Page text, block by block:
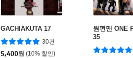
GACHIAKUTA 17
30건
5,400원 (10% 할인)
원펀맨 ONE
35